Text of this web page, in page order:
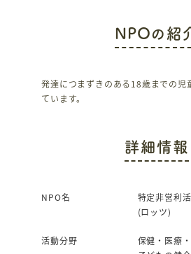
NPOの紹
発達につまずきのある18歳までの児
ています。
詳細情報
NPO名
特定非営利
(ロッツ)
活動分野
保健・医療